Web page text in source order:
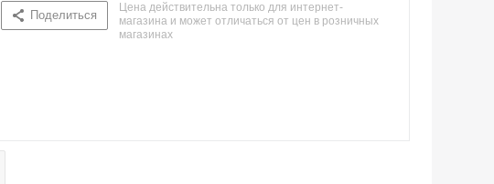
Поделиться
Цена действительна только для интернет-
магазина и может отличаться от цен в розничных
магазинах